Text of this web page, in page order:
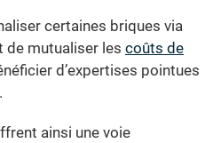
certaines briques via
de mutualiser les coûts de
d’expertises pointues
ainsi une voie